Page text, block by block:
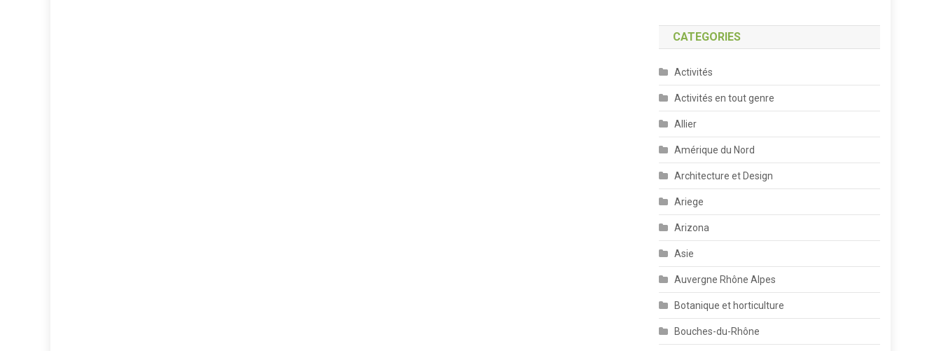
CATEGORIES
Activités
Activités en tout genre
Allier
Amérique du Nord
Architecture et Design
Ariege
Arizona
Asie
Auvergne Rhône Alpes
Botanique et horticulture
Bouches-du-Rhône